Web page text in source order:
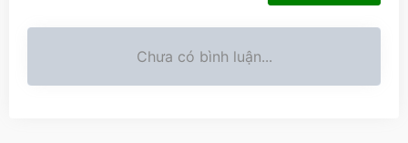
Chưa có bình luận...